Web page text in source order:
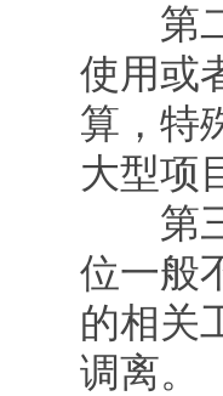
第二
使用或
算，特
大型项
第三
位一般
的相关
调离。